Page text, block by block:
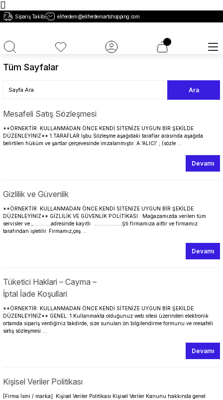
Sipariş Takibi eliferdem@eliferdemartshopping.com
Tüm Sayfalar
Mesafeli Satış Sözleşmesi
**ÖRNEKTİR. KULLANMADAN ÖNCE KENDİ SİTENİZE UYGUN BİR ŞEKİLDE
DÜZENLEYİNİZ** 1.TARAFLAR İşbu Sözleşme aşağıdaki taraflar arasında aşağıda
belirtilen hüküm ve şartlar çerçevesinde imzalanmıştır. A.‘ALICI’ ; (sözle ...
Devamı
Gizlilik ve Güvenlik
**ÖRNEKTİR. KULLANMADAN ÖNCE KENDİ SİTENİZE UYGUN BİR ŞEKİLDE
DÜZENLEYİNİZ** GİZLİLİK VE GÜVENLİK POLİTİKASI Mağazamızda verilen tüm
servisler ve ,…………adresinde kayıtlı ……………….Şti.firmamıza aittir ve firmamız
tarafından işletilir. Firmamız,çeş ...
Devamı
Tüketici Haklari – Cayma –
İptal İade Koşullari
**ÖRNEKTİR. KULLANMADAN ÖNCE KENDİ SİTENİZE UYGUN BİR ŞEKİLDE
DÜZENLEYİNİZ** GENEL: 1.Kullanmakta olduğunuz web sitesi üzerinden elektronik
ortamda sipariş verdiğiniz takdirde, size sunulan ön bilgilendirme formunu ve mesafeli
satış sözleşmesi ...
Devamı
Kişisel Veriler Politikası
[Firma İsmi / marka] Kişisel Veriler Politikası Kişisel Veriler Kanunu hakkında genel